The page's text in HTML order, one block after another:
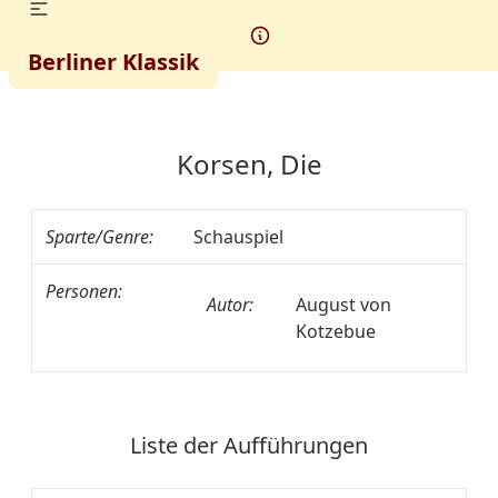
Berliner Klassik
Korsen, Die
Sparte/Genre: Schauspiel
Personen:
Autor:
August von
Kotzebue
Liste der Aufführungen